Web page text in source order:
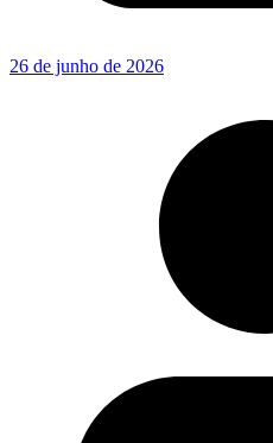
26 de junho de 2026